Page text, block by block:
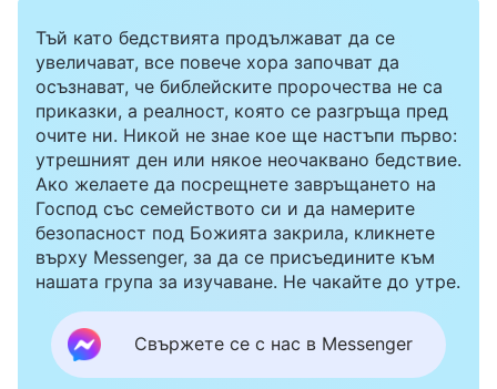
още имах много оплаквания в сърцето си. Бог
не одобрява винаги да изпълняваме дълга си
толкова неохотно. Помолих се на Бог за
състоянието си, така че да ме просветли и
напътства, за да мога да се самоанализирам и
да разбера себе си.
Когато се самоанализирах по време на
духовната ми практика, прочетох тези Божии
слова: „Дългът обхваща много широк кръг
дейности от множество сфери, но какъвто и
Тъй като бедствията продължават да се
увеличават, все повече хора започват да
осъзнават, че библейските пророчества не са
приказки, а реалност, която се разгръща пред
очите ни. Никой не знае кое ще настъпи първо:
утрешният ден или някое неочаквано бедствие.
Ако желаете да посрещнете завръщането на
Господ със семейството си и да намерите
безопасност под Божията закрила, кликнете
върху Messenger, за да се присъедините към
нашата група за изучаване. Не чакайте до утре.
Свържете се с нас в Messenger